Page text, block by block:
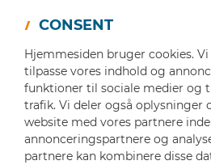
CONSENT
Hjemmesiden bruger cookies.
tilpasse vores indhold og
funktioner til sociale medier og
trafik. Vi deler også oplysninger
website med vores partnere
annonceringspartnere og
partnere kan kombinere disse